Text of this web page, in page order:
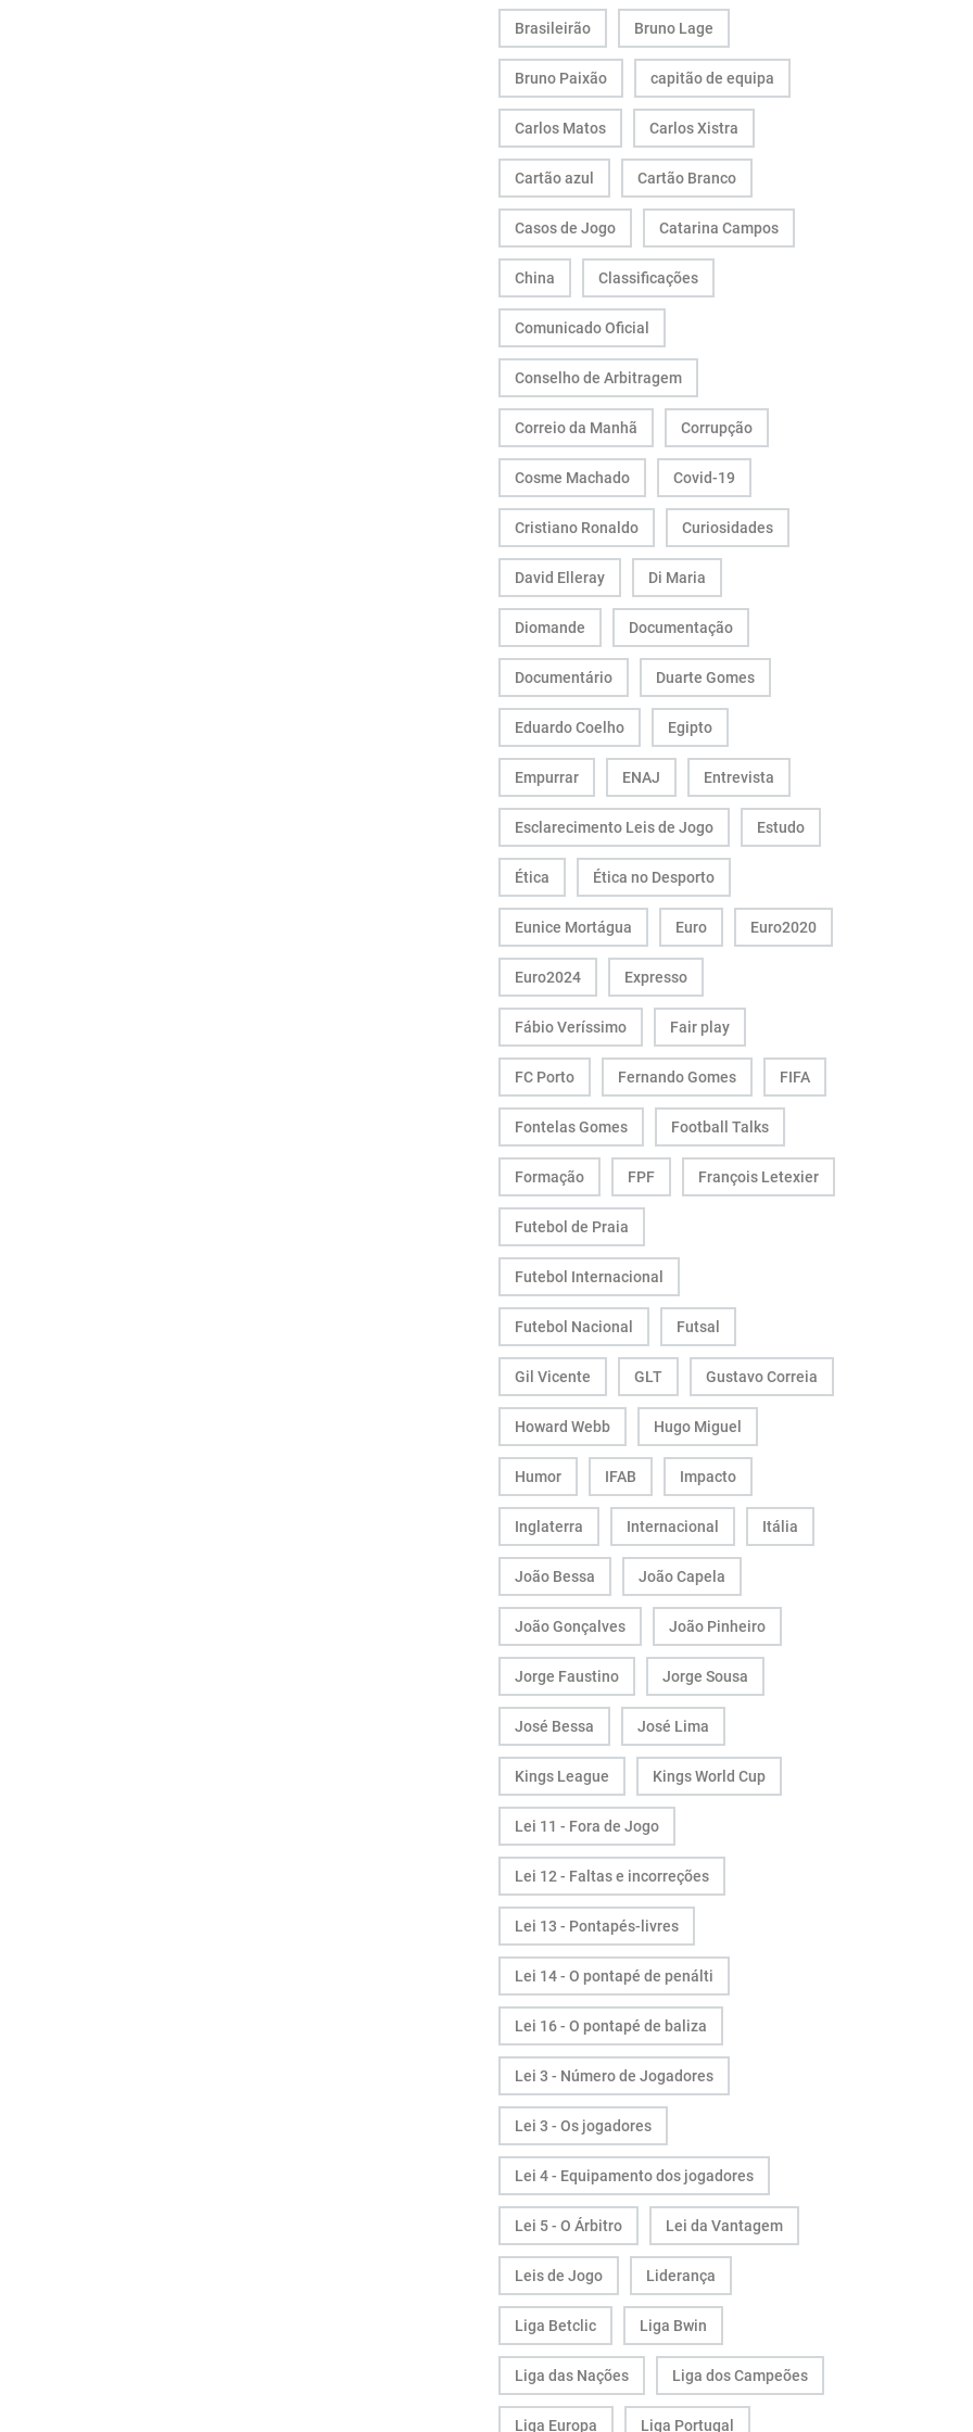
Brasileirão Bruno Lage
Bruno Paixão capitão de equipa
Carlos Matos Carlos Xistra
Cartão azul Cartão Branco
Casos de Jogo Catarina Campos
China Classificações
Comunicado Oficial
Conselho de Arbitragem
Correio da Manhã Corrupção
Cosme Machado Covid-19
Cristiano Ronaldo Curiosidades
David Elleray Di Maria
Diomande Documentação
Documentário Duarte Gomes
Eduardo Coelho Egipto
Empurrar ENAJ Entrevista
Esclarecimento Leis de Jogo Estudo
Ética Ética no Desporto
Eunice Mortágua Euro Euro2020
Euro2024 Expresso
Fábio Veríssimo Fair play
FC Porto Fernando Gomes FIFA
Fontelas Gomes Football Talks
Formação FPF François Letexier
Futebol de Praia
Futebol Internacional
Futebol Nacional Futsal
Gil Vicente GLT Gustavo Correia
Howard Webb Hugo Miguel
Humor IFAB Impacto
Inglaterra Internacional Itália
João Bessa João Capela
João Gonçalves João Pinheiro
Jorge Faustino Jorge Sousa
José Bessa José Lima
Kings League Kings World Cup
Lei 11 - Fora de Jogo
Lei 12 - Faltas e incorreções
Lei 13 - Pontapés-livres
Lei 14 - O pontapé de penálti
Lei 16 - O pontapé de baliza
Lei 3 - Número de Jogadores
Lei 3 - Os jogadores
Lei 4 - Equipamento dos jogadores
Lei 5 - O Árbitro Lei da Vantagem
Leis de Jogo Liderança
Liga Betclic Liga Bwin
Liga das Nações Liga dos Campeões
Liga Europa Liga Portugal